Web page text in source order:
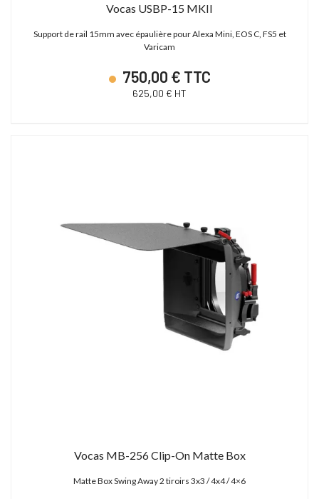
Vocas USBP-15 MKII
Support de rail 15mm avec épaulière pour Alexa Mini, EOS C, FS5 et
Varicam
750,00 € TTC
625,00 € HT
Vocas MB-256 Clip-On Matte Box
Matte Box Swing Away 2 tiroirs 3x3 / 4x4 / 4×6